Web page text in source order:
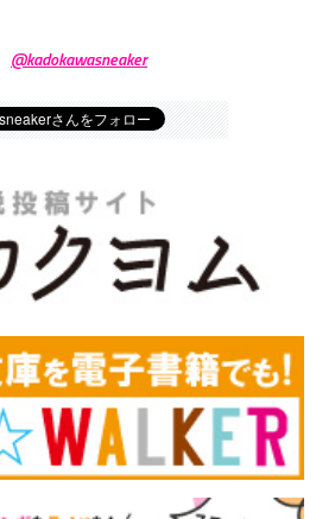
@kadokawasneaker